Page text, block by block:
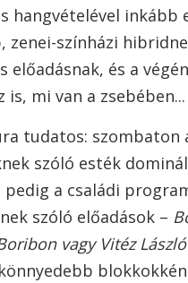
hangvételével inkább
zenei-színházi
előadásnak, és a
is, mi van a zsebében...
tudatos: szombaton
szóló esték
pedig a családi
szóló előadások –
vagy Vitéz László